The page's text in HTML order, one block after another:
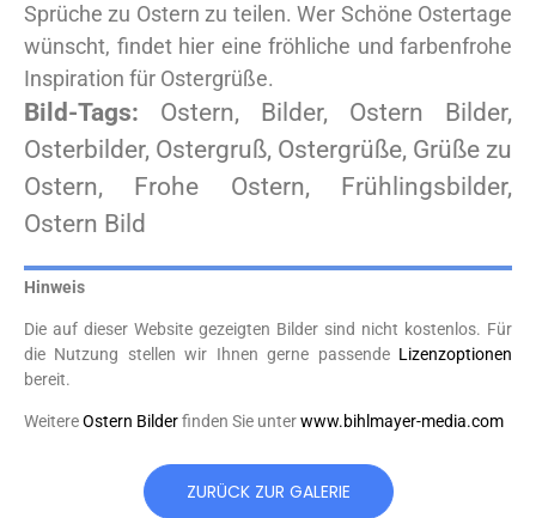
Sprüche zu Ostern zu teilen. Wer Schöne Ostertage
wünscht, findet hier eine fröhliche und farbenfrohe
Inspiration für Ostergrüße.
Bild-Tags: Ostern, Bilder, Ostern Bilder,
Osterbilder, Ostergruß, Ostergrüße, Grüße zu
Ostern, Frohe Ostern, Frühlingsbilder,
Ostern Bild
Hinweis
Die auf dieser Website gezeigten Bilder sind nicht kostenlos. Für
die Nutzung stellen wir Ihnen gerne passende Lizenzoptionen
bereit.
WeitereOstern Bilderfinden Sie unterwww.bihlmayer-media.com
ZURÜCK ZUR GALERIE